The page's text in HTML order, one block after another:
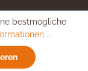
bestmögliche
...